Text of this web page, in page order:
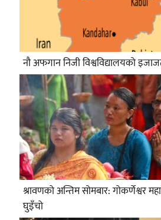
नौ अफगान निजी विश्वविद्यालयको
श्रावणको अन्तिम सोमबार: गोकर्णेश्वर
घुइँचो